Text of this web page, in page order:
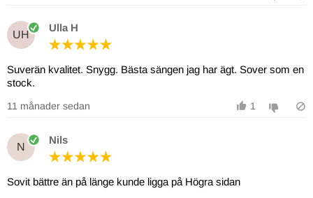
UH
Ulla H
Suverän kvalitet. Snygg. Bästa sängen jag har ägt. Sover som en
stock.
11 månader sedan 1
N
Nils
Sovit bättre än på länge kunde ligga på Högra sidan